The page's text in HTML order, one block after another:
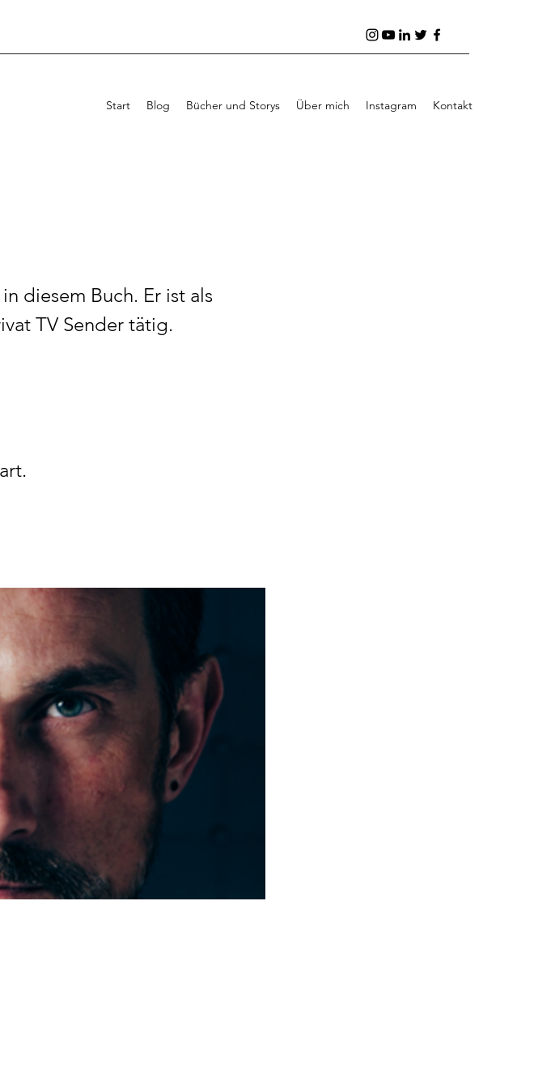
Start Blog Bücher und Storys Über mich Instagram Kontakt
diesem Buch. Er ist als
TV Sender tätig.